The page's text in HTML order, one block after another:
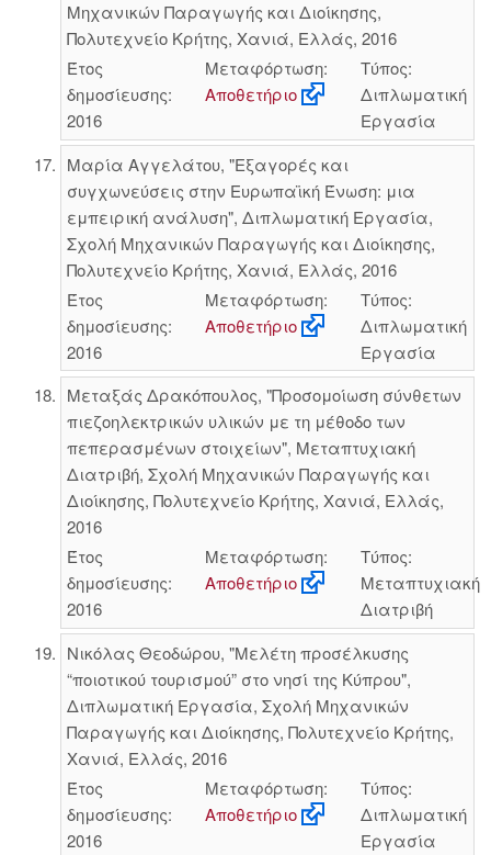
Μηχανικών Παραγωγής και Διοίκησης,
Πολυτεχνείο Κρήτης, Χανιά, Ελλάς, 2016
Έτος
δημοσίευσης:
2016
Μεταφόρτωση:
Αποθετήριο
Τύπος:
Διπλωματική
Εργασία
Μαρία Αγγελάτου, "Εξαγορές και
συγχωνεύσεις στην Ευρωπαϊκή Ένωση: μια
εμπειρική ανάλυση", Διπλωματική Εργασία,
Σχολή Μηχανικών Παραγωγής και Διοίκησης,
Πολυτεχνείο Κρήτης, Χανιά, Ελλάς, 2016
Έτος
δημοσίευσης:
2016
Μεταφόρτωση:
Αποθετήριο
Τύπος:
Διπλωματική
Εργασία
Μεταξάς Δρακόπουλος, "Προσομοίωση σύνθετων
πιεζοηλεκτρικών υλικών με τη μέθοδο των
πεπερασμένων στοιχείων", Μεταπτυχιακή
Διατριβή, Σχολή Μηχανικών Παραγωγής και
Διοίκησης, Πολυτεχνείο Κρήτης, Χανιά, Ελλάς,
2016
Έτος
δημοσίευσης:
2016
Μεταφόρτωση:
Αποθετήριο
Τύπος:
Μεταπτυχιακή
Διατριβή
Νικόλας Θεοδώρου, "Μελέτη προσέλκυσης
“ποιοτικού τουρισμού” στο νησί της Κύπρου",
Διπλωματική Εργασία, Σχολή Μηχανικών
Παραγωγής και Διοίκησης, Πολυτεχνείο Κρήτης,
Χανιά, Ελλάς, 2016
Έτος
δημοσίευσης:
2016
Μεταφόρτωση:
Αποθετήριο
Τύπος:
Διπλωματική
Εργασία